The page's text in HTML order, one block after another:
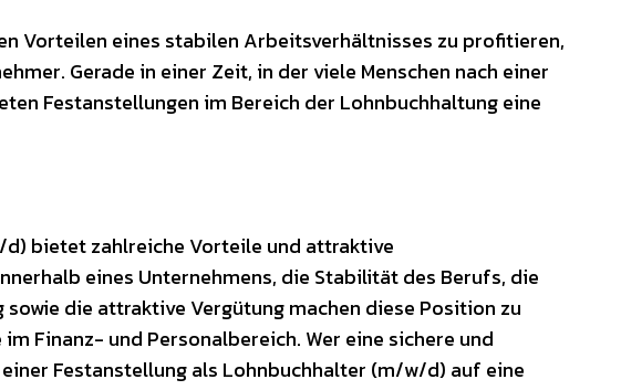
Vorteilen eines stabilen Arbeitsverhältnisses zu profitieren,
Gerade in einer Zeit, in der viele Menschen nach einer
Festanstellungen im Bereich der Lohnbuchhaltung eine
bietet zahlreiche Vorteile und attraktive
eines Unternehmens, die Stabilität des Berufs, die
die attraktive Vergütung machen diese Position zu
Finanz- und Personalbereich. Wer eine sichere und
Festanstellung als Lohnbuchhalter (m/w/d) auf eine